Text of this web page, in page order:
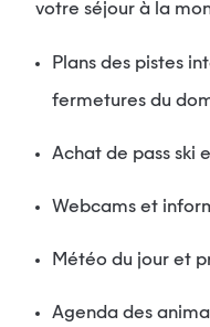
votre séjour à la
Plans des pistes
fermetures du
Achat de pass ski
Webcams et
Météo du jour et
Agenda des